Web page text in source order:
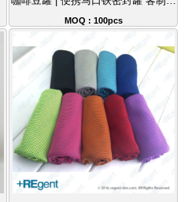
MOQ : 100pcs